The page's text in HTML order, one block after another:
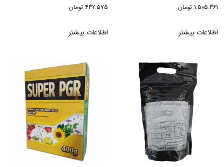
1.505.361 تومان
اطلاعات بیشتر
432.575 تومان
اطلاعات بیشتر